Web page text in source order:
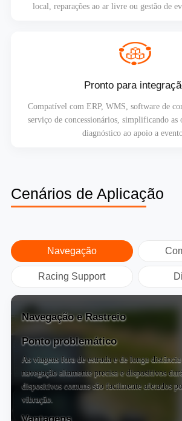
local, reparações ao ar livre ou gestão de
Pronto para
Compatível com ERP, WMS, software de
serviço de concessionários, simplificando as
diagnóstico ao apoio a
Cenários de Aplicação
Navegação
Racing Support
Navegação e Rastreio
Ponto problemático
As viagens fora de estrada e de longa
navegação altamente precisa e dispositivos
dispositivos comuns são facilmente afetados
vibração.